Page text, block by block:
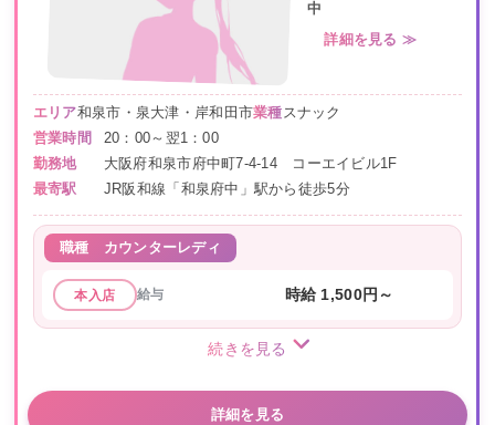
中
詳細を見る ≫
エリア和泉市・泉大津・岸和田市業種スナック
営業時間
20：00～翌1：00
勤務地
大阪府和泉市府中町7-4-14 コーエイビル1F
最寄駅
JR阪和線「和泉府中」駅から徒歩5分
職種 カウンターレディ
本入店 給与 時給 1,500円～
続きを見る
詳細を見る